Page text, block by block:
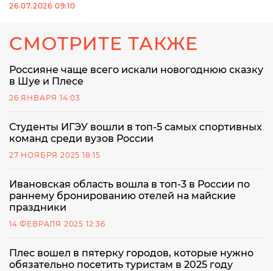
26.07.2026 09:10
СМОТРИТЕ ТАКЖЕ
Россияне чаще всего искали новогоднюю сказку
в Шуе и Плесе
26 ЯНВАРЯ 14:03
Студенты ИГЭУ вошли в топ-5 самых спортивных
команд среди вузов России
27 НОЯБРЯ 2025 18:15
Ивановская область вошла в топ-3 в России по
раннему бронированию отелей на майские
праздники
14 ФЕВРАЛЯ 2025 12:36
Плес вошел в пятерку городов, которые нужно
обязательно посетить туристам в 2025 году